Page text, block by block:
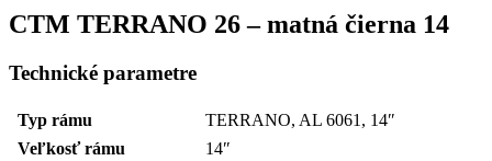
CTM TERRANO 26 – matná čierna 14
Technické parametre
Typ rámu
TERRANO, AL 6061, 14″
Veľkosť rámu
14″